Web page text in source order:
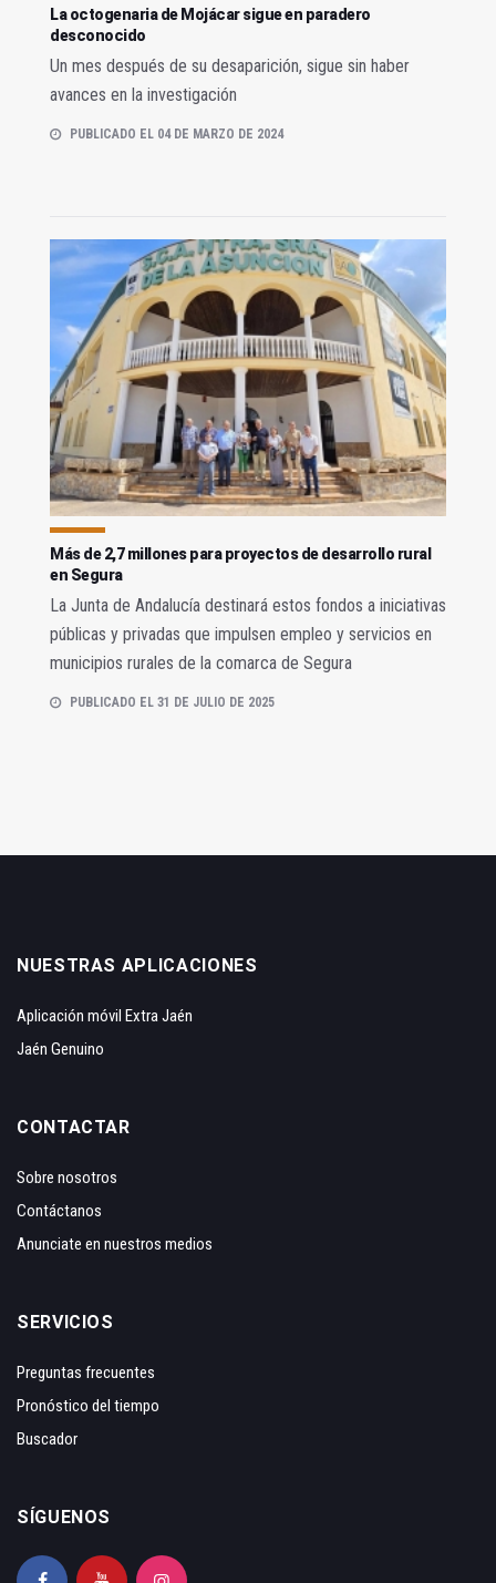
La octogenaria de Mojácar sigue en paradero
desconocido
Un mes después de su desaparición, sigue sin haber
avances en la investigación
PUBLICADO EL 04 DE MARZO DE 2024
Más de 2,7 millones para proyectos de desarrollo rural
en Segura
La Junta de Andalucía destinará estos fondos a iniciativas
públicas y privadas que impulsen empleo y servicios en
municipios rurales de la comarca de Segura
PUBLICADO EL 31 DE JULIO DE 2025
NUESTRAS APLICACIONES
Aplicación móvil Extra Jaén
Jaén Genuino
CONTACTAR
Sobre nosotros
Contáctanos
Anunciate en nuestros medios
SERVICIOS
Preguntas frecuentes
Pronóstico del tiempo
Buscador
SÍGUENOS